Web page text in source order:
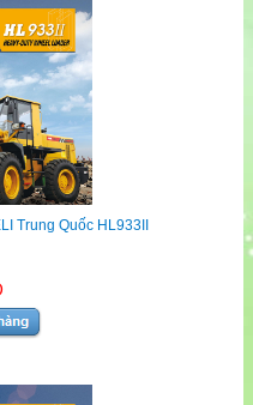
Trung Quốc HL933II